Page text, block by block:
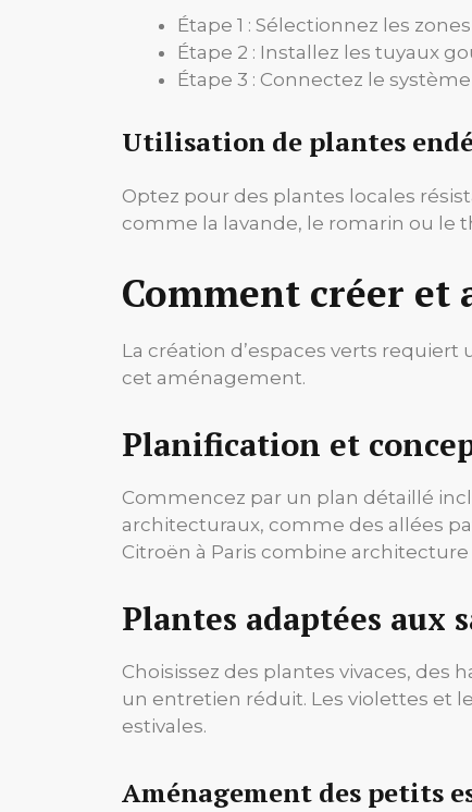
Étape 1 : Sélectionnez les
Étape 2 : Installez les tuyaux
Étape 3 : Connectez le
Utilisation de plantes
Optez pour des plantes locales
comme la lavande, le romarin ou le
Comment créer et
La création d’espaces verts
cet aménagement.
Planification et
Commencez par un plan détaillé
architecturaux, comme des allées
Citroën à Paris combine
Plantes adaptées aux
Choisissez des plantes vivaces, des
un entretien réduit. Les violettes et
estivales.
Aménagement des petits